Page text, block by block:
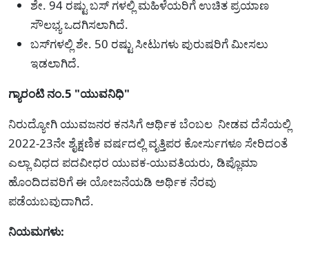
ಶೇ. 94 ರಷ್ಟು ಬಸ್ ಗಳಲ್ಲಿ ಮಹಿಳೆಯರಿಗೆ ಉಚಿತ ಪ್ರಯಾಣ
ಸೌಲಭ್ಯ ಒದಗಿಸಲಾಗಿದೆ.
ಬಸ್‌ಗಳಲ್ಲಿ ಶೇ. 50 ರಷ್ಟು ಸೀಟುಗಳು ಪುರುಷರಿಗೆ ಮೀಸಲು
ಇಡಲಾಗಿದೆ.
ಗ್ಯಾರಂಟಿ ನಂ.5 "ಯುವನಿಧಿ"
ನಿರುದ್ಯೋಗಿ ಯುವಜನರ ಕನಸಿಗೆ ಆರ್ಥಿಕ ಬೆಂಬಲ ನೀಡವ ದೆಸೆಯಲ್ಲಿ
2022-23ನೇ ಶೈಕ್ಷಣಿಕ ವರ್ಷದಲ್ಲಿ ವೃತ್ತಿಪರ ಕೋರ್ಸುಗಳೂ ಸೇರಿದಂತೆ
ಎಲ್ಲಾ ವಿಧದ ಪದವೀಧರ ಯುವಕ-ಯುವತಿಯರು, ಡಿಪ್ಲೊಮಾ
ಹೊಂದಿದವರಿಗೆ ಈ ಯೋಜನೆಯಡಿ ಅರ್ಥಿಕ ನೆರವು
ಪಡೆಯಬವುದಾಗಿದೆ.
ನಿಯಮಗಳು: